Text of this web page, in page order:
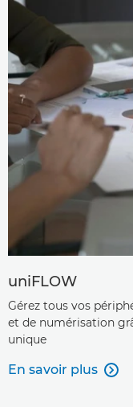
uniFLOW
Gérez tous vos
et de numérisation
unique
En savoir plus 